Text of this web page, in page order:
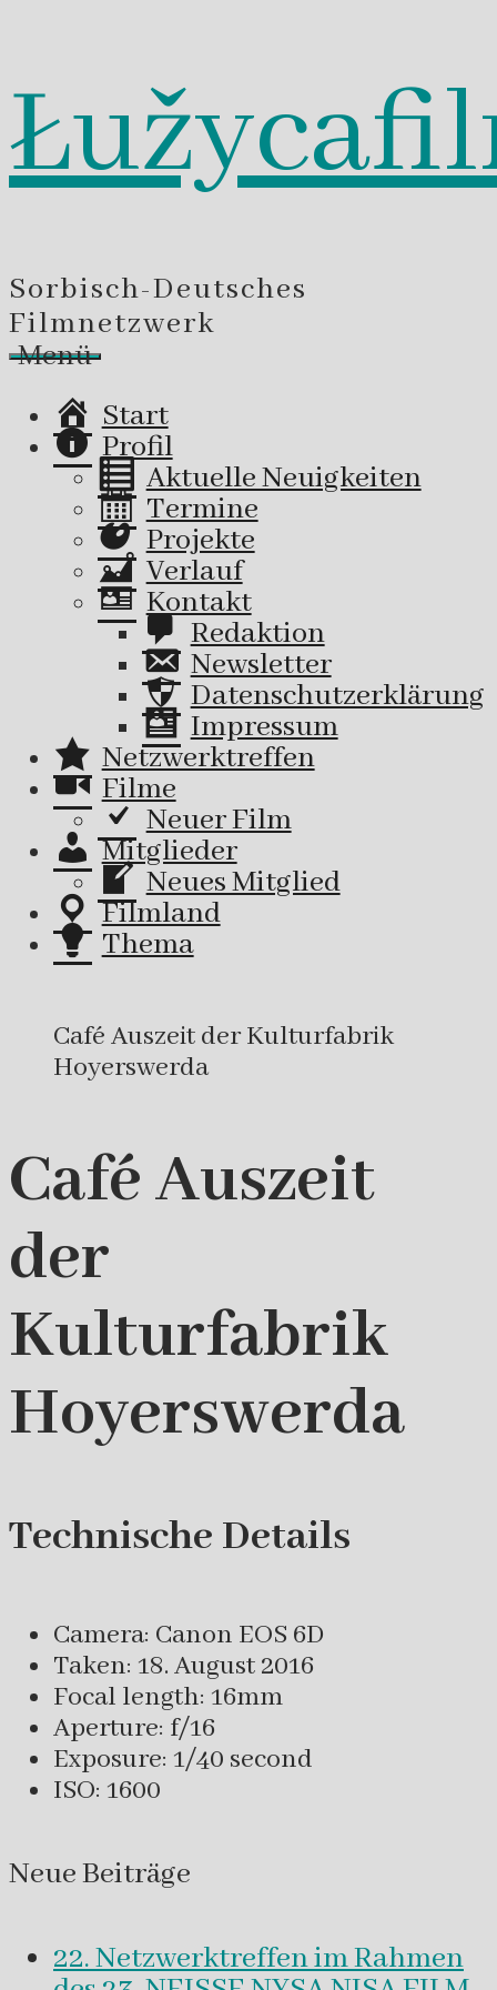
Zum
Inhalt
springen
Sorbisch-Deutsches
Filmnetzwerk
Menü
Start
Profil
Aktuelle Neuigkeiten
Termine
Projekte
Verlauf
Kontakt
Redaktion
Newsletter
Datenschutzerklärung
Impressum
Netzwerktreffen
Filme
Neuer Film
Mitglieder
Neues Mitglied
Filmland
Thema
Café Auszeit der Kulturfabrik
Hoyerswerda
Café Auszeit
der
Kulturfabrik
Hoyerswerda
Technische Details
Camera: Canon EOS 6D
Taken: 18. August 2016
Focal length: 16mm
Aperture: f/16
Exposure: 1/40 second
ISO: 1600
Neue Beiträge
22. Netzwerktreffen im Rahmen